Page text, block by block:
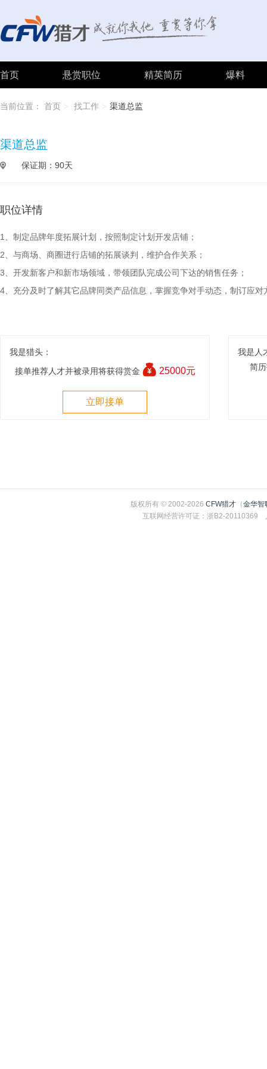
首页 悬赏职位 精英简历 爆料
当前位置： 首页 > 找工作 > 渠道总监
渠道总监
保证期：90天
职位详情
1、制定品牌年度拓展计划，按照制定计划开发店铺；
2、与商场、商圈进行店铺的拓展谈判，维护合作关系；
3、开发新客户和新市场领域，带领团队完成公司下达的销售任务；
4、充分及时了解其它品牌同类产品信息，掌握竞争对手动态，制订应
我是猎头：
接单推荐人才并被录用将获得赏金
25000元
立即接单
我是人
简
版权所有 © 2002-2026 CFW猎才 （金华智
互联网经营许可证：浙B2-20110369